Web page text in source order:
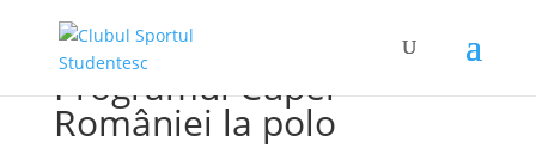
Programul Cupei
României la polo